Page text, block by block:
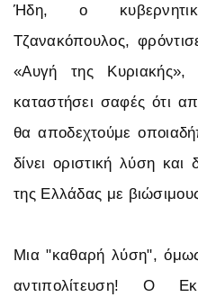
Ήδη, ο
Τζανακόπουλος,
«Αυγή της Κυριακής»,
καταστήσει σαφές ότι
θα αποδεχτούμε
δίνει οριστική λύση
της Ελλάδας με
Μια "καθαρή λύση",
αντιπολίτευση! Ο